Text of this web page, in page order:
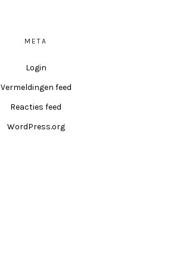
META
Login
Vermeldingen feed
Reacties feed
WordPress.org